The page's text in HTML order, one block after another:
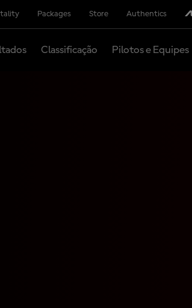
Packages Store Authentics
Classificação Pilotos e Equipes